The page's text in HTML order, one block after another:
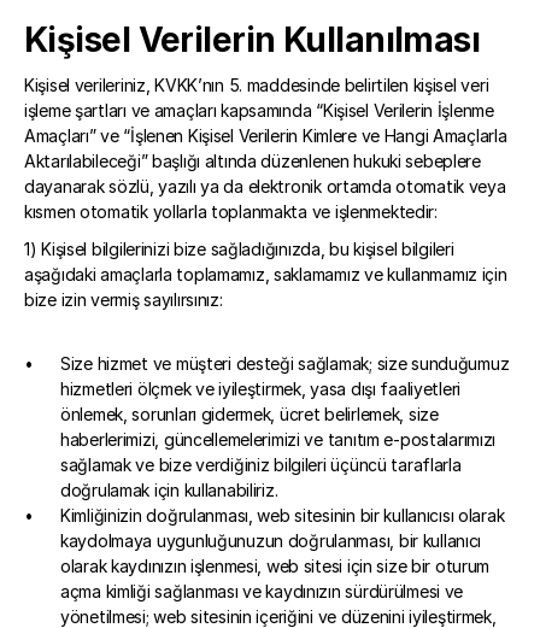
Kişisel Verilerin Kullanılması
Kişisel verileriniz, KVKK’nın 5. maddesinde belirtilen kişisel veri
işleme şartları ve amaçları kapsamında “Kişisel Verilerin İşlenme
Amaçları” ve “İşlenen Kişisel Verilerin Kimlere ve Hangi Amaçlarla
Aktarılabileceği” başlığı altında düzenlenen hukuki sebeplere
dayanarak sözlü, yazılı ya da elektronik ortamda otomatik veya
kısmen otomatik yollarla toplanmakta ve işlenmektedir:
1) Kişisel bilgilerinizi bize sağladığınızda, bu kişisel bilgileri
aşağıdaki amaçlarla toplamamız, saklamamız ve kullanmamız için
bize izin vermiş sayılırsınız:
Size hizmet ve müşteri desteği sağlamak; size sunduğumuz
hizmetleri ölçmek ve iyileştirmek, yasa dışı faaliyetleri
önlemek, sorunları gidermek, ücret belirlemek, size
haberlerimizi, güncellemelerimizi ve tanıtım e-postalarımızı
sağlamak ve bize verdiğiniz bilgileri üçüncü taraflarla
doğrulamak için kullanabiliriz.
Kimliğinizin doğrulanması, web sitesinin bir kullanıcısı olarak
kaydolmaya uygunluğunuzun doğrulanması, bir kullanıcı
olarak kaydınızın işlenmesi, web sitesi için size bir oturum
açma kimliği sağlanması ve kaydınızın sürdürülmesi ve
yönetilmesi; web sitesinin içeriğini ve düzenini iyileştirmek,